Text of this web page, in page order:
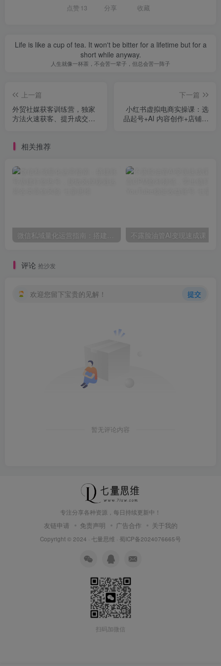
点赞 13 分享 收藏
Life is like a cup of tea. It won't be bitter for a lifetime but for a
short while anyway.
人生就像一杯茶，不会苦一辈子，但总会苦一阵子
上一篇
外贸社媒获客训练营，独家
方法火速获客、提升成交，
下一篇
小红书虚拟电商实操课：选
品起号+AI 内容创作+店铺运
相关推荐
微信私域量化运营指南：搭建账号基建打造热号，脱敏风控规避运营各类高危风险
评论 抢沙发
欢迎您留下宝贵的见解！ 提交
暂无评论内容
专注分享各种资源，每日持续更新中！
友链申请 免责声明 广告合作 关于我的
Copyright © 2024 · 七量思维 · 蜀ICP备2024076665号
扫码加微信